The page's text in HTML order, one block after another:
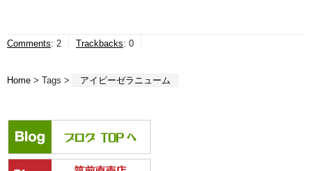
Comments: 2 Trackbacks: 0
Home > Tags > アイビーゼラニューム